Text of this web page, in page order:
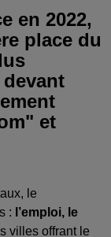
en 2022,
place du
et
le
: l’emploi, le
villes offrant le